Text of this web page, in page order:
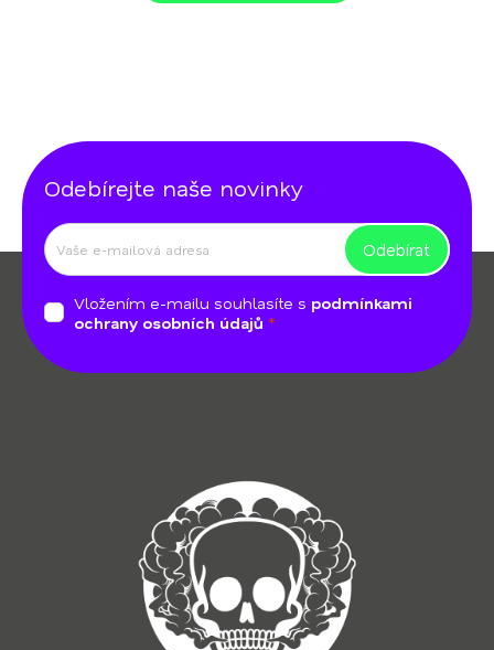
Odebírejte naše novinky
Vložením e-mailu souhlasíte s podmínkami
ochrany osobních údajů
Odebírat